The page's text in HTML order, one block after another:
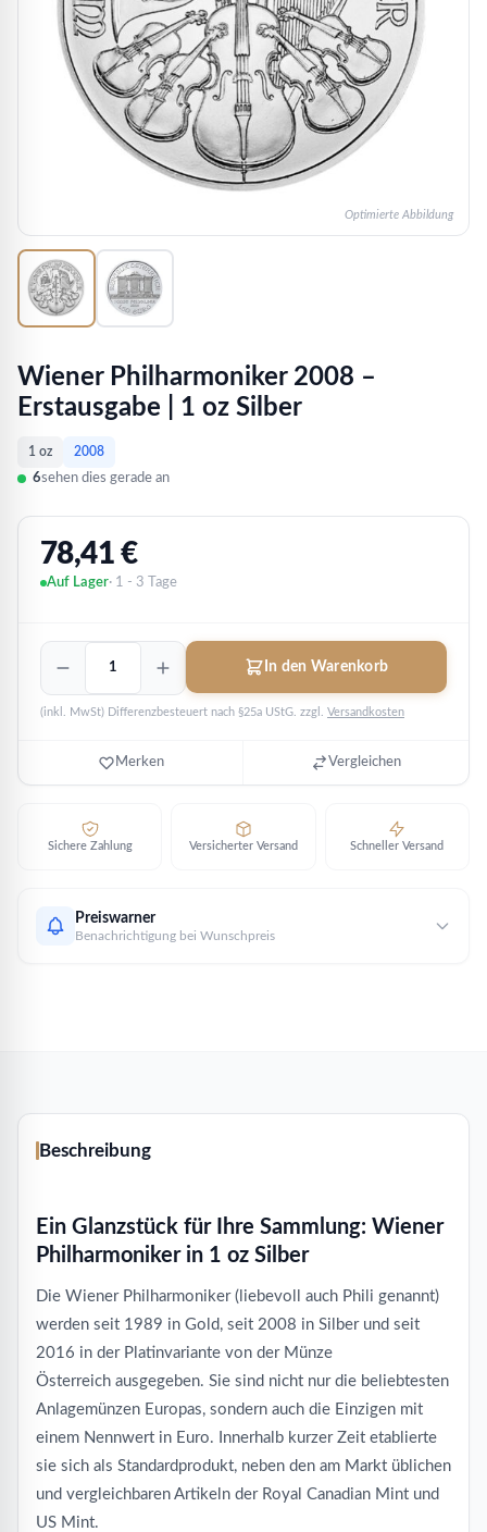
Optimierte Abbildung
Wiener Philharmoniker 2008 –
Erstausgabe | 1 oz Silber
1 oz 2008
6sehen dies gerade an
78,41 €
Auf Lager· 1 - 3 Tage
Wiener
Philharmoniker
2008
-
Menge
In den Warenkorb
(inkl. MwSt) Differenzbesteuert nach §25a UStG. zzgl. Versandkosten
Merken Vergleichen
Sichere Zahlung Versicherter Versand Schneller Versand
Preiswarner
Benachrichtigung bei Wunschpreis
Beschreibung
Ein Glanzstück für Ihre Sammlung: Wiener
Philharmoniker in 1 oz Silber
Die Wiener Philharmoniker (liebevoll auch Phili genannt)
werden seit 1989 in Gold, seit 2008 in Silber und seit
2016 in der Platinvariante von der Münze
Österreich ausgegeben. Sie sind nicht nur die beliebtesten
Anlagemünzen Europas, sondern auch die Einzigen mit
einem Nennwert in Euro. Innerhalb kurzer Zeit etablierte
sie sich als Standardprodukt, neben den am Markt üblichen
und vergleichbaren Artikeln der Royal Canadian Mint und
US Mint.